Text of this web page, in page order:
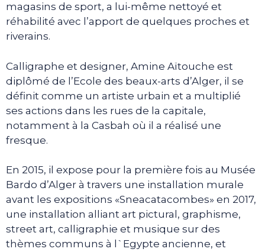
magasins de sport, a lui-même nettoyé et
réhabilité avec l’apport de quelques proches et
riverains.
Calligraphe et designer, Amine Aïtouche est
diplômé de l’Ecole des beaux-arts d’Alger, il se
définit comme un artiste urbain et a multiplié
ses actions dans les rues de la capitale,
notamment à la Casbah où il a réalisé une
fresque.
En 2015, il expose pour la première fois au Musée
Bardo d’Alger à travers une installation murale
avant les expositions «Sneacatacombes» en 2017,
une installation alliant art pictural, graphisme,
street art, calligraphie et musique sur des
thèmes communs à l`Egypte ancienne, et